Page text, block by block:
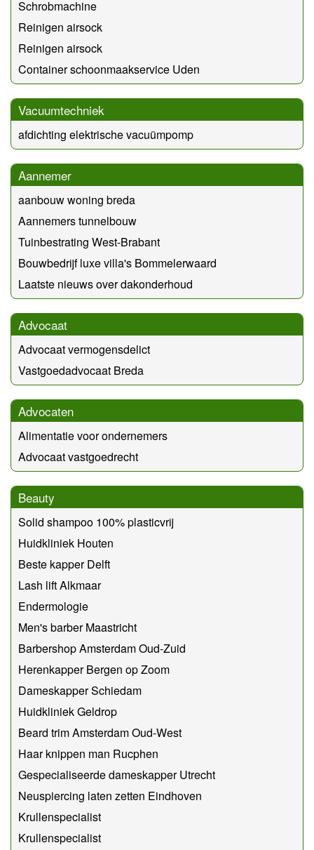
Schrobmachine
Reinigen airsock
Reinigen airsock
Container schoonmaakservice Uden
Vacuumtechniek
afdichting elektrische vacuümpomp
Aannemer
aanbouw woning breda
Aannemers tunnelbouw
Tuinbestrating West-Brabant
Bouwbedrijf luxe villa's Bommelerwaard
Laatste nieuws over dakonderhoud
Advocaat
Advocaat vermogensdelict
Vastgoedadvocaat Breda
Advocaten
Alimentatie voor ondernemers
Advocaat vastgoedrecht
Beauty
Solid shampoo 100% plasticvrij
Huidkliniek Houten
Beste kapper Delft
Lash lift Alkmaar
Endermologie
Men's barber Maastricht
Barbershop Amsterdam Oud-Zuid
Herenkapper Bergen op Zoom
Dameskapper Schiedam
Huidkliniek Geldrop
Beard trim Amsterdam Oud-West
Haar knippen man Rucphen
Gespecialiseerde dameskapper Utrecht
Neuspiercing laten zetten Eindhoven
Krullenspecialist
Krullenspecialist